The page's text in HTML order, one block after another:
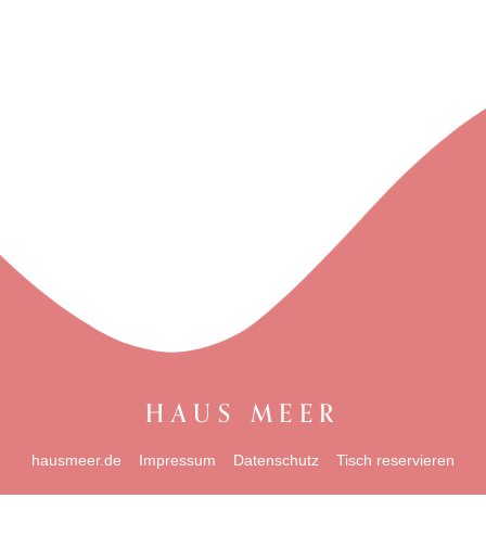
HAUS MEER
hausmeer.de Impressum Datenschutz Tisch reservieren